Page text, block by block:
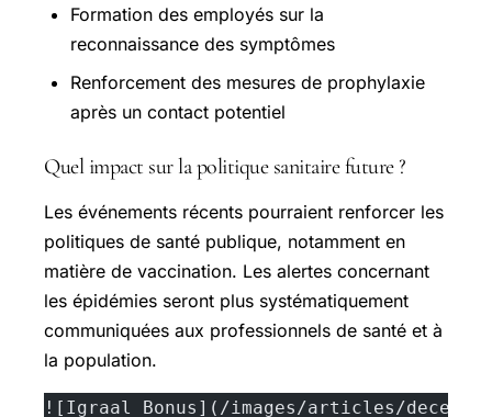
Formation des employés sur la
reconnaissance des symptômes
Renforcement des mesures de prophylaxie
après un contact potentiel
Quel impact sur la politique sanitaire future ?
Les événements récents pourraient renforcer les
politiques de santé publique, notamment en
matière de vaccination. Les alertes concernant
les épidémies seront plus systématiquement
communiquées aux professionnels de santé et à
la population.
![Igraal Bonus](/images/articles/deces-